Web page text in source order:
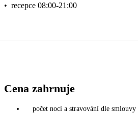
• recepce 08:00-21:00
Cena zahrnuje
počet nocí a stravování dle smlouvy